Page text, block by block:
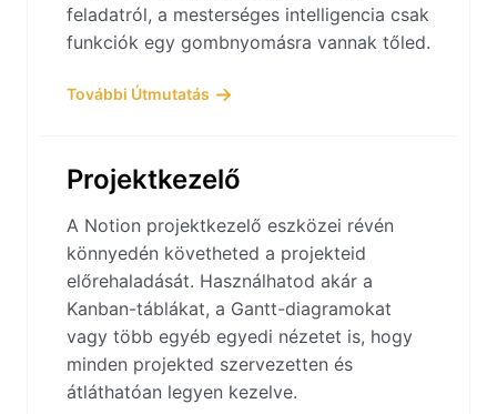
feladatról, a mesterséges intelligencia csak
funkciók egy gombnyomásra vannak tőled.
További Útmutatás
Projektkezelő
A Notion projektkezelő eszközei révén
könnyedén követheted a projekteid
előrehaladását. Használhatod akár a
Kanban-táblákat, a Gantt-diagramokat
vagy több egyéb egyedi nézetet is, hogy
minden projekted szervezetten és
átláthatóan legyen kezelve.